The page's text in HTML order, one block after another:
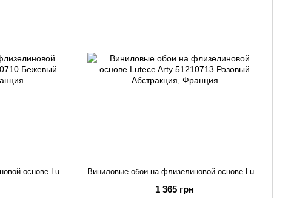
Виниловые обои на флизелиновой основе Lutece Arty 51210710 Бежевый Абстракция Виниловые обои на флизелиновой основе Lutece Arty 51210713 Розовый Абстракция
1 365 грн